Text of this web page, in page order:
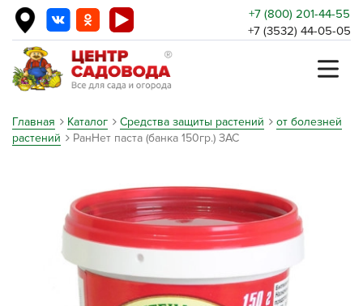
+7 (800) 201-44-55
+7 (3532) 44-05-05
Главная Каталог Средства защиты растений
от болезней
растений
РанНет паста (банка 150гр.) ЗАС